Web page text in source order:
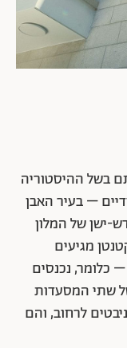
בשל ההיסטוריה
– בעיר האבן
ישן של המלון
מגיעים
מהכניסה הצדדית ברחוב אבן גבירול 22 – כלומר, נכנסים
שתי המסעדות
לרחוב, והם